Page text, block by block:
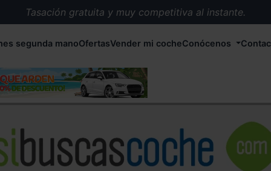
Tasación gratuita y muy competitiva al instante.
Más de 5.000 conductores satisfechos.
Buscamos el coche que tu quieras.
Recogemos tu coche en cualquier parte de España.
Compramos tu coche. Pago inmediato.
segunda manoOfertasVender mi cocheConócenos